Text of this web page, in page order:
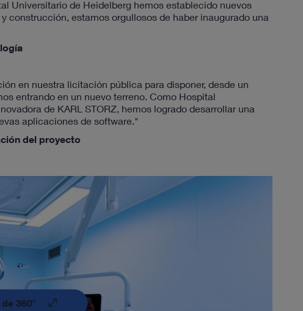
Universitario de Heidelberg hemos establecido nuevos
construcción, estamos orgullosos de haber inaugurado una
en nuestra licitación pública para disponer, desde un
entrando en un nuevo terreno. Como Hospital
de KARL STORZ, hemos logrado desarrollar una
aplicaciones de software."
del proyecto
360°